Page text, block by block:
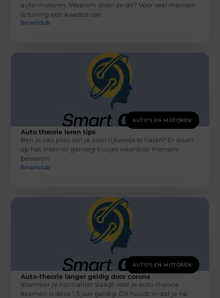
auto-motoren. Waarom doen ze dit? Voor veel mensen
is tuning een kwestie van
Smartclub
AUTO'S EN MOTOREN
Auto theorie leren tips
Ben je van plan om je auto rijbewijs te halen? Er staan
op het internet genoeg trucjes waardoor mensen
beweren
Smartclub
AUTO'S EN MOTOREN
Auto-theorie langer geldig door corona
Wanneer je normaliter slaagt voor je auto-theorie
examen is deze 1,5 jaar geldig. Dit houdt in dat je na